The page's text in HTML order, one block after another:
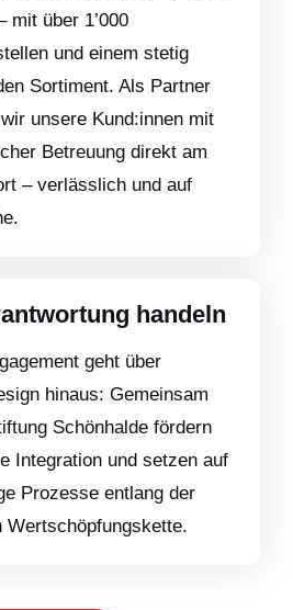
mit über 1’000
und einem stetig
Sortiment. Als Partner
unsere Kund:innen mit
Betreuung direkt am
– verlässlich und auf
handeln
geht über
hinaus: Gemeinsam
Schönhalde fördern
Integration und setzen auf
Prozesse entlang der
Wertschöpfungskette.